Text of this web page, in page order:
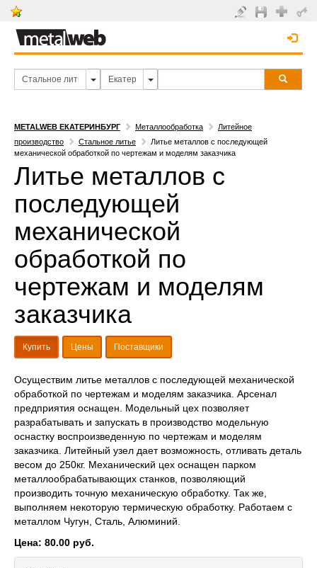
METALWEB ЕКАТЕРИНБУРГ Металлообработка
Литейное
производство
Стальное литье
Литье металлов с последующей
механической обработкой по чертежам и моделям заказчика
Литье металлов с
последующей
механической
обработкой по
чертежам и моделям
заказчика
Купить Цены Поставщики
Осуществим литье металлов с последующей механической
обработкой по чертежам и моделям заказчика. Арсенал
предприятия оснащен. Модельный цех позволяет
разрабатывать и запускать в производство модельную
оснастку воспроизведенную по чертежам и моделям
заказчика. Литейный узел дает возможность, отливать деталь
весом до 250кг. Механический цех оснащен парком
металлообрабатывающих станков, позволяющий
производить точную механическую обработку. Так же,
выполняем некоторую термическую обработку. Работаем с
металлом Чугун, Сталь, Алюминий.
Цена: 80.00 руб.